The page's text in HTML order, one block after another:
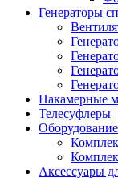
Генераторы
Накамерные
Телесуфлеры
Аксессуары